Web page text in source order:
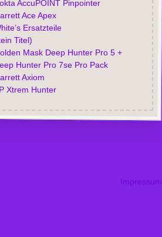
AccuPOINT Pinpointer
Ace Apex
Ersatzteile
Titel)
Mask Deep Hunter Pro 5 +
Hunter Pro 7se Pro Pack
Axiom
Xtrem Hunter
Impressum